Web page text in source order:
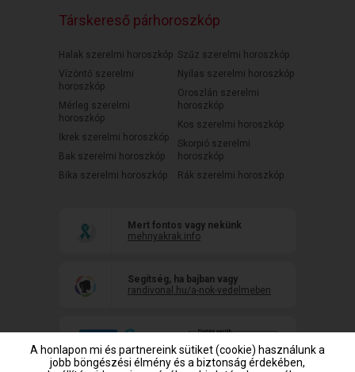
Társkereső párhoroszkóp
Halak szerelmi horoszkóp
Vízöntő szerelmi
horoszkóp
Mérleg szerelmi
horoszkóp
Ikrek szerelmi horoszkóp
Bak szerelmi horoszkóp
Bika szerelmi horoszkóp
Szűz szerelmi horoszkóp
Nyilas szerelmi horoszkóp
Oroszlán szerelmi
horoszkóp
Kos szerelmi horoszkóp
Skorpió szerelmi
horoszkóp
Rák szerelmi horoszkóp
Mert fontos vagy nekünk
mehnyakrak.info
Segítség, ha bajban vagy
randivonal.hu/a-nok-vedelmeben
A honlapon mi és partnereink sütiket (cookie) használunk a
jobb böngészési élmény és a biztonság érdekében,